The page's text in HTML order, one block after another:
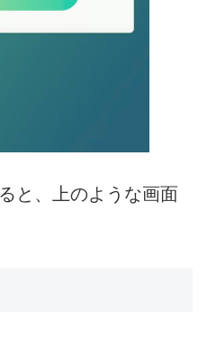
と、上のような画面